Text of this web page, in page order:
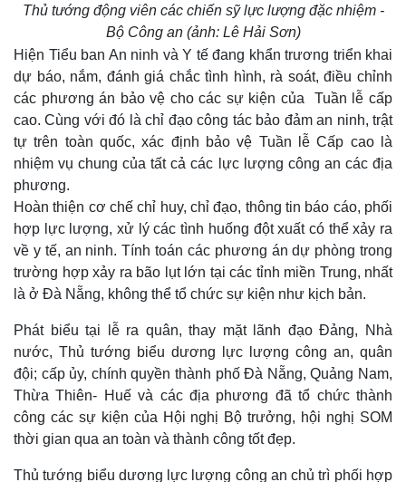
Quan sát
Cuộc sống đó đây
Hồ sơ
Video
Ảnh
E-Magazine
Infographic
Thủ tướng động viên các chiến sỹ lực lượng đặc nhiệm -
Bộ Công an (ảnh: Lê Hải Sơn)
Hiện Tiểu ban An ninh và Y tế đang khẩn trương triển khai
dự báo, nắm, đánh giá chắc tình hình, rà soát, điều chỉnh
các phương án bảo vệ cho các sự kiện của Tuần lễ cấp
cao. Cùng với đó là chỉ đạo công tác bảo đảm an ninh, trật
tự trên toàn quốc, xác định bảo vệ Tuần lễ Cấp cao là
nhiệm vụ chung của tất cả các lực lượng công an các địa
phương.
Hoàn thiện cơ chế chỉ huy, chỉ đạo, thông tin báo cáo, phối
hợp lực lượng, xử lý các tình huống đột xuất có thể xảy ra
về y tế, an ninh. Tính toán các phương án dự phòng trong
trường hợp xảy ra bão lụt lớn tại các tỉnh miền Trung, nhất
là ở Đà Nẵng, không thể tổ chức sự kiện như kịch bản.
Phát biểu tại lễ ra quân, thay mặt lãnh đạo Đảng, Nhà
nước, Thủ tướng biểu dương lực lượng công an, quân
đội; cấp ủy, chính quyền thành phố Đà Nẵng, Quảng Nam,
Thừa Thiên- Huế và các địa phương đã tổ chức thành
công các sự kiện của Hội nghị Bộ trưởng, hội nghị SOM
thời gian qua an toàn và thành công tốt đẹp.
Thủ tướng biểu dương lực lượng công an chủ trì phối hợp